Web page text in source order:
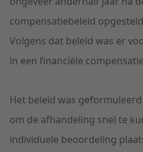
compensatiebeleid
Volgens dat beleid was er
in een financiële
Het beleid was
om de afhandeling snel te
individuele beoordeling